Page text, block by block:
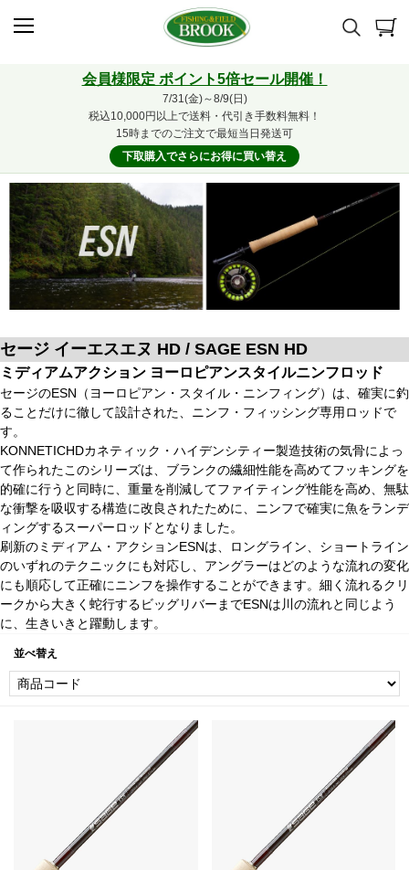
会員様限定 ポイント5倍セール開催！
7/31(金)～8/9(日)
税込10,000円以上で送料・代引き手数料無料！
15時までのご注文で最短当日発送可
下取購入でさらにお得に買い替え
セージ イーエスエヌ HD / SAGE ESN HD
ミディアムアクション ヨーロピアンスタイルニンフロッド
セージのESN（ヨーロピアン・スタイル・ニンフィング）は、確実に釣
ることだけに徹して設計された、ニンフ・フィッシング専用ロッドで
す。
KONNETICHDカネティック・ハイデンシティー製造技術の気骨によっ
て作られたこのシリーズは、ブランクの繊細性能を高めてフッキングを
的確に行うと同時に、重量を削減してファイティング性能を高め、無駄
な衝撃を吸収する構造に改良されたために、ニンフで確実に魚をランデ
ィングするスーパーロッドとなりました。
刷新のミディアム・アクションESNは、ロングライン、ショートライン
のいずれのテクニックにも対応し、アングラーはどのような流れの変化
にも順応して正確にニンフを操作することができます。細く流れるクリ
ークから大きく蛇行するビッグリバーまでESNは川の流れと同じよう
に、生きいきと躍動します。
並べ替え